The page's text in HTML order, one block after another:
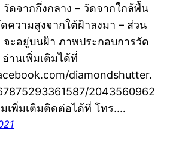
วัดจากกึ่งกลาง – วัดจากใกล้พื้น
ความสูงจากใต้ฝ้าลงมา – ส่วน
ะอยู่บนฝ้า ภาพประกอบการวัด
านเพิ่มเติมได้ที่
diamondshutter.
2043560962
เพิ่มเติมติดต่อได้ที่ โทร.…